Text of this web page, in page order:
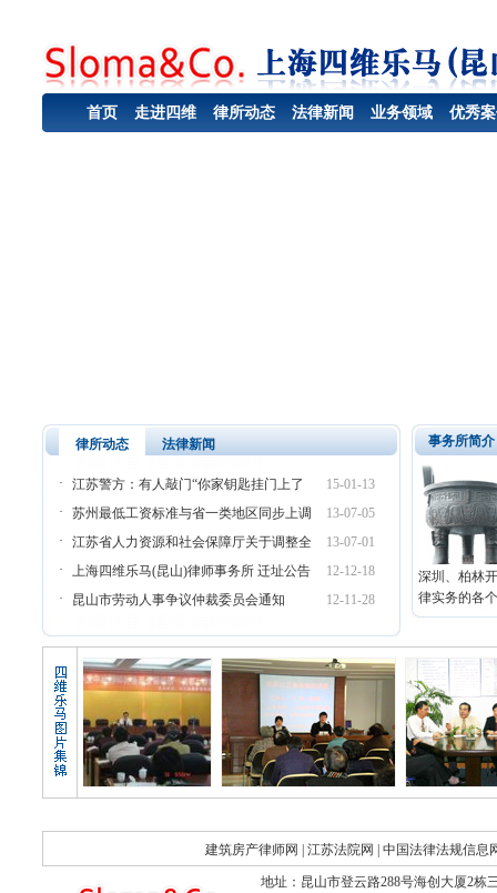
首页 走进四维 律所动态 法律新闻 业务领域 优秀
律所动态 法律新闻
· 江苏警方：有人敲门“你家钥匙挂门上了
15-01-13
·
苏州最低工资标准与省一类地区同步上调
13-07-05
·
江苏省人力资源和社会保障厅关于调整全
13-07-01
·
上海四维乐马(昆山)律师事务所 迁址公告
12-12-18
·
昆山市劳动人事争议仲裁委员会通知 12-11-28
事务所简介
深圳、柏林
律实务的各
建筑房产律师网 江苏法院网 中国法律法规信息
地址：昆山市登云路288号海创大厦2栋